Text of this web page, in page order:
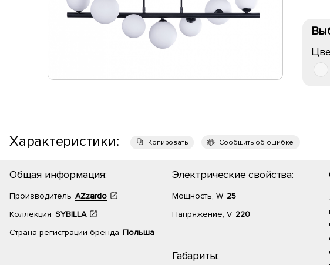
Характеристики: Копировать Сообщить об ошибке
Общая информация:
Производитель AZzardo
Коллекция SYBILLA
Страна регистрации бренда Польша
Электрические свойства:
Мощность, W 25
Напряжение, V 220
Габариты: